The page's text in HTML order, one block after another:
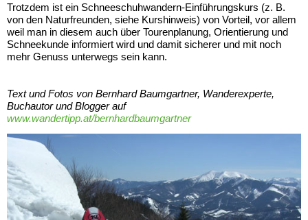
Trotzdem ist ein Schneeschuhwandern-Einführungskurs (z. B.
von den Naturfreunden, siehe Kurshinweis) von Vorteil, vor allem
weil man in diesem auch über Tourenplanung, Orientierung und
Schneekunde informiert wird und damit sicherer und mit noch
mehr Genuss unterwegs sein kann.
Text und Fotos von Bernhard Baumgartner, Wanderexperte,
Buchautor und Blogger auf
www.wandertipp.at/bernhardbaumgartner